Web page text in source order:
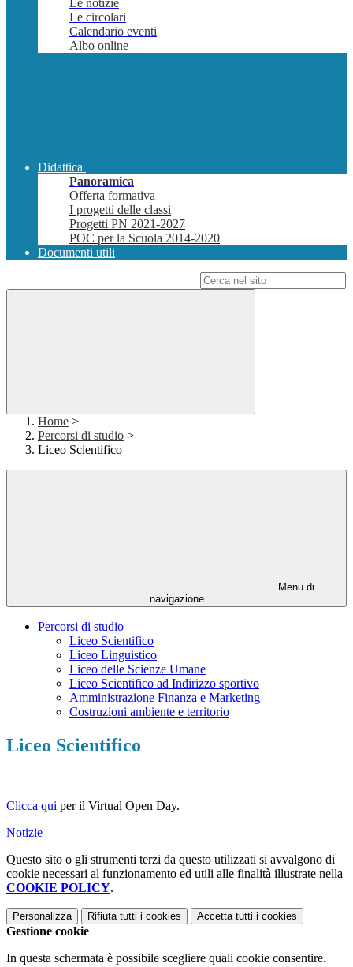
Le notizie
Le circolari
Calendario eventi
Albo online
Didattica
Panoramica
Offerta formativa
I progetti delle classi
Progetti PN 2021-2027
POC per la Scuola 2014-2020
Documenti utili
Home >
Percorsi di studio >
Liceo Scientifico
Menu di
navigazione
Percorsi di studio
Liceo Scientifico
Liceo Linguistico
Liceo delle Scienze Umane
Liceo Scientifico ad Indirizzo sportivo
Amministrazione Finanza e Marketing
Costruzioni ambiente e territorio
Liceo Scientifico
Clicca qui per il Virtual Open Day.
Notizie
Questo sito o gli strumenti terzi da questo utilizzati si avvalgono di
cookie necessari al funzionamento ed utili alle finalità illustrate nella
COOKIE POLICY.
Personalizza Rifiuta tutti i cookies Accetta tutti i cookies
Gestione cookie
In questa schermata è possibile scegliere quali cookie consentire.